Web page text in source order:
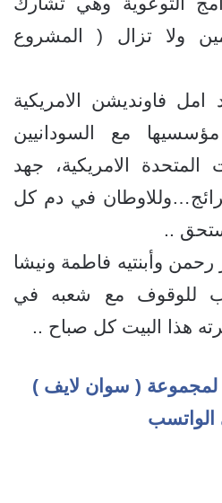
ولا تزال ( المشروع
فاونديشن الامريكية
مع السودانيين
المتحدة الامريكية، جهد
في دم كل
..
وأبنتيه فاطمة ونيشا
للوقوف مع شعبه في
هذا البيت كل صباح ..
لمجموعة ( سوان لايف )